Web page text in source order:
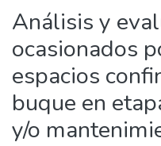
Communities
&
Collections
All of DSpace
Statistics
In (current)
Análisis y
ocasionados
espacios
buque en
y/o